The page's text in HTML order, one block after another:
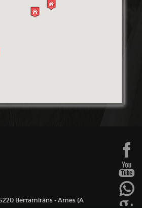
Bertamiráns - Ames (A